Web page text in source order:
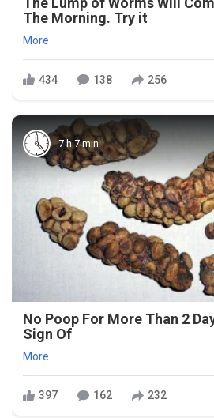
The Morning. Try it
More
434 138 256
7 h 7 min
No Poop For More Than 2
Sign Of
More
397 162 232